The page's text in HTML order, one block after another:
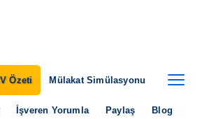
Özeti Mülakat Simülasyonu
İşveren Yorumla Paylaş Blog